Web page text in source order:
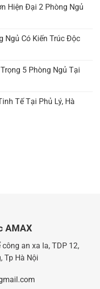
Hiện Đại 2 Phòng Ngủ
Ngủ Có Kiến Trúc Độc
5 Phòng Ngủ Tại
Tế Tại Phủ Lý, Hà
AMAX
an xa la, TDP 12,
Tp Hà Nội